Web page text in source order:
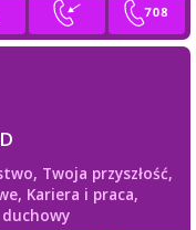
Twoja przyszłość,
Kariera i praca,